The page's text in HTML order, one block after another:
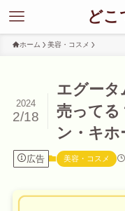
どこ
ホーム 美容・コスメ
エグータ
売ってる
ン・キホ
2024
2/18
広告 美容・コスメ